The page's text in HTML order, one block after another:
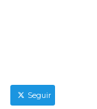
Seguir